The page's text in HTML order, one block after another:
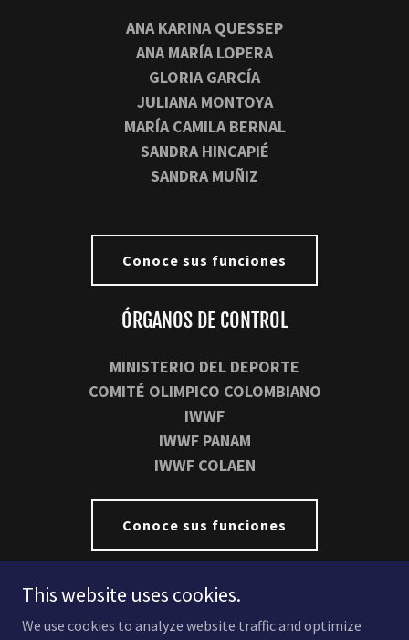
ANA KARINA QUESSEP
ANA MARÍA LOPERA
GLORIA GARCÍA
JULIANA MONTOYA
MARÍA CAMILA BERNAL
SANDRA HINCAPIÉ
SANDRA MUÑIZ
Conoce sus funciones
ÓRGANOS DE CONTROL
MINISTERIO DEL DEPORTE
COMITÉ OLIMPICO COLOMBIANO
IWWF
IWWF PANAM
IWWF COLAEN
Conoce sus funciones
Copyright © 2026 Federación Colombiana de Esquí Náutico y
This website uses cookies.
We use cookies to analyze website traffic and optimize